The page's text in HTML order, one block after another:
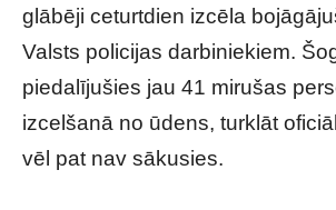
glābēji ceturtdien izcēla
Valsts policijas darbiniekiem.
piedalījušies jau 41 mirušas
izcelšanā no ūdens, turklāt
vēl pat nav sākusies.